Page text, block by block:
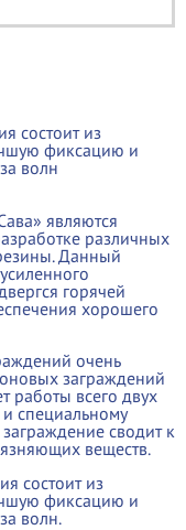
состоит из
фиксацию и
волн
являются
различных
Данный
горячей
хорошего
очень
заграждений
работы всего двух
специальному
сводит к
веществ.
состоит из
фиксацию и
волн.